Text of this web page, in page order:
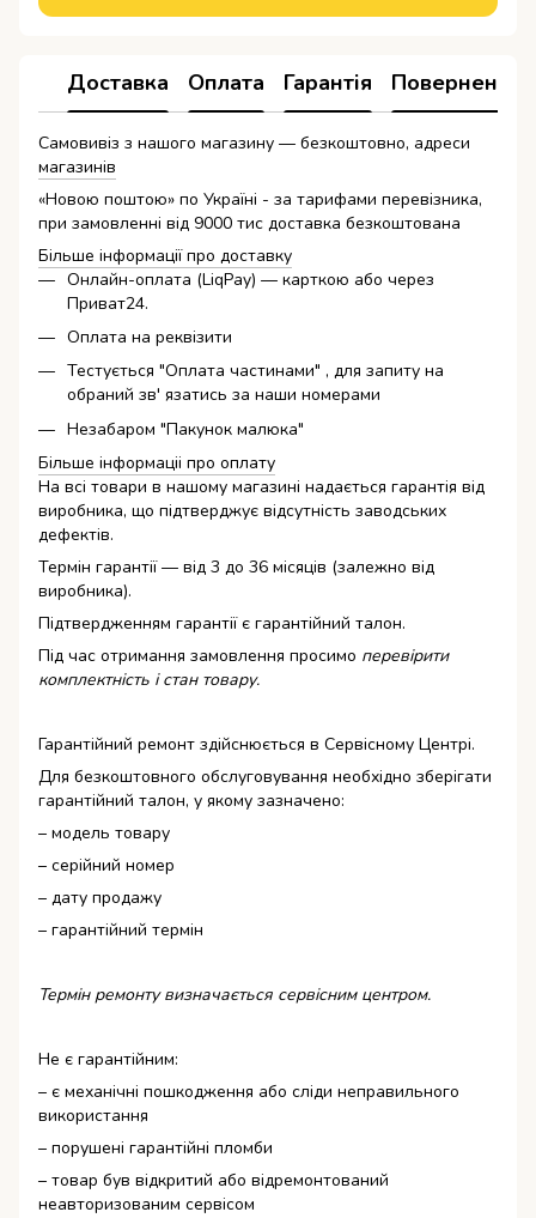
Доставка Оплата Гарантія Повернення
Самовивіз з нашого магазину — безкоштовно, адреси
магазинів
«Новою поштою» по Україні - за тарифами перевізника,
при замовленні від 9000 тис доставка безкоштована
Більше інформації про доставку
Онлайн-оплата (LiqPay) — карткою або через
Приват24.
Оплата на реквізити
Тестується "Оплата частинами" , для запиту на
обраний зв' язатись за наши номерами
Незабаром "Пакунок малюка"
Більше інформаціі про оплату
На всі товари в нашому магазині надається гарантія від
виробника, що підтверджує відсутність заводських
дефектів.
Термін гарантії — від 3 до 36 місяців (залежно від
виробника).
Підтвердженням гарантії є гарантійний талон.
Під час отримання замовлення просимо перевірити
комплектність і стан товару.
Гарантійний ремонт здійснюється в Сервісному Центрі.
Для безкоштовного обслуговування необхідно зберігати
гарантійний талон, у якому зазначено:
– модель товару
– серійний номер
– дату продажу
– гарантійний термін
Термін ремонту визначається сервісним центром.
Не є гарантійним:
– є механічні пошкодження або сліди неправильного
використання
– порушені гарантійні пломби
– товар був відкритий або відремонтований
неавторизованим сервісом